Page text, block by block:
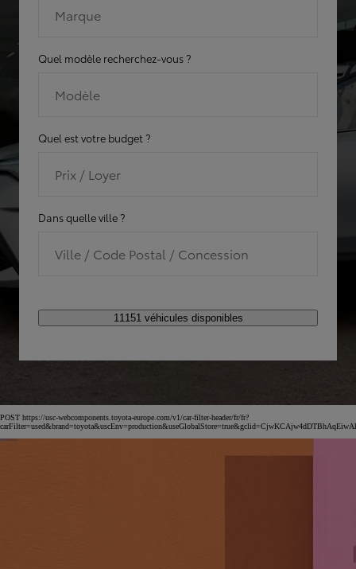
Marque
Quel modèle recherchez-vous ?
Modèle
Quel est votre budget ?
Prix / Loyer
Dans quelle ville ?
Ville / Code Postal / Concession
11151 véhicules disponibles
POST https://usc-webcomponents.toyota-europe.com/v1/car-filter-header/fr/fr?